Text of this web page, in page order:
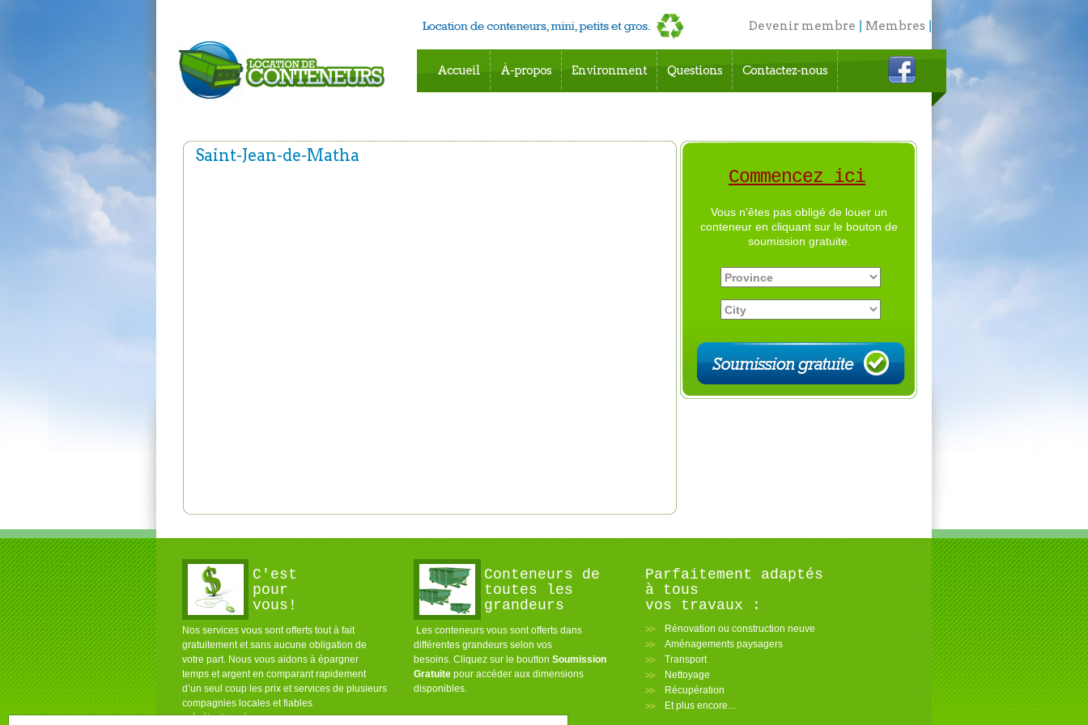
Devenir membre Membres
English
Accueil À-propos Environment Questions Contactez-nous
Saint-Jean-de-Matha
Commencez ici
Vous n'êtes pas obligé de louer un
conteneur en cliquant sur le bouton de
soumission gratuite.
C'est
pour
vous!
Nos services vous sont offerts tout à fait
gratuitement et sans aucune obligation de
votre part. Nous vous aidons à épargner
temps et argent en comparant rapidement
d’un seul coup les prix et services de plusieurs
compagnies locales et fiables
présélectionnées pour vous.
Conteneurs de
toutes les
grandeurs
Les conteneurs vous sont offerts dans
différentes grandeurs selon vos
besoins. Cliquez sur le boutton Soumission
Gratuite pour accéder aux dimensions
disponibles.
Parfaitement adaptés
à tous
vos travaux :
Rénovation ou construction neuve
Aménagements paysagers
Transport
Nettoyage
Récupération
Et plus encore…